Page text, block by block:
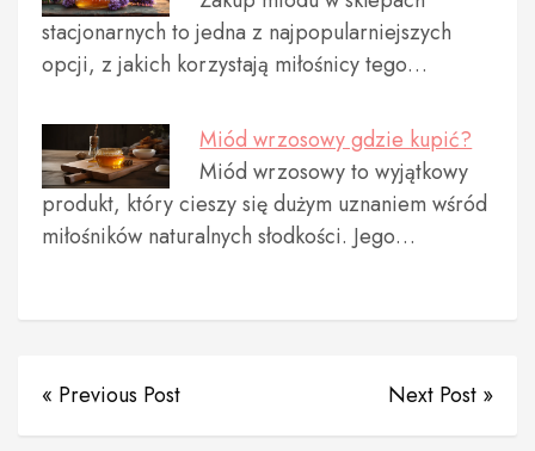
stacjonarnych to jedna z najpopularniejszych
opcji, z jakich korzystają miłośnicy tego…
Miód wrzosowy gdzie kupić?
Miód wrzosowy to wyjątkowy
produkt, który cieszy się dużym uznaniem wśród
miłośników naturalnych słodkości. Jego…
« Previous Post Next Post »